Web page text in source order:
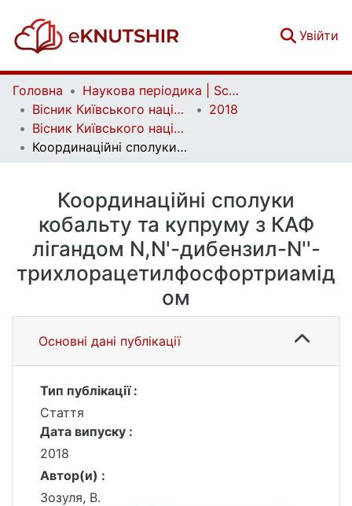
Увійти
Головна
Наукова періодика | Scientific periodicals
Вісник Київського національного університету імені Тараса Шевченка. Хімія | Bulletin of Taras Shevchenko National University of Kyiv. Chemistry
2018
Вісник Київського національного університету імені Тараса Шевченка. Хімія. Вип. 1(55)
Координаційні сполуки кобальту та купруму з КАФ лігандом N,N'-дибензил-N''-трихлорацетилфосфортриамідом
Координаційні сполуки
кобальту та купруму з КАФ
лігандом N,N'-дибензил-N''-
трихлорацетилфосфортриамід
ом
Основні дані публікації
Тип публікації :
Стаття
Дата випуску :
2018
Автор(и) :
Зозуля, В.